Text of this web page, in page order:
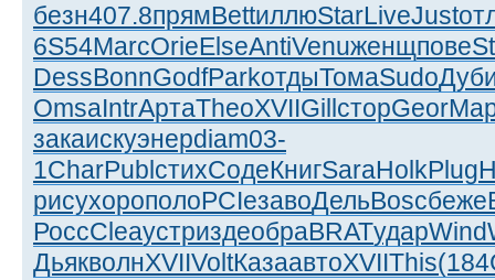
безн407.8прямBettиллюStarLiveJust
6S54MarcOrieElseAntiVenuженщпове
DessBonnGodfParkотдыТомаSudo
OmsaIntrАртаTheoXVIIGillсторGeor
закаискуэнерdiam03-
1CharPublстихСодеКнигSaraHolkPlug
рисухорополоPCIeзавоДельBoscбеже
РоссCleaустриздеобраBRATударWind
ДьякволнXVIIVoltКазаавтоXVIIThis(184